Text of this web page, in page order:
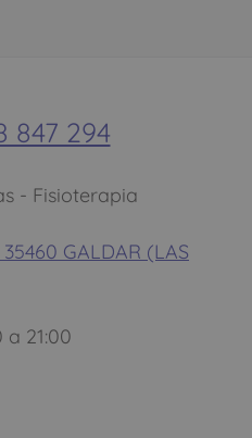
847 294
- Fisioterapia
GALDAR (LAS
a 21:00